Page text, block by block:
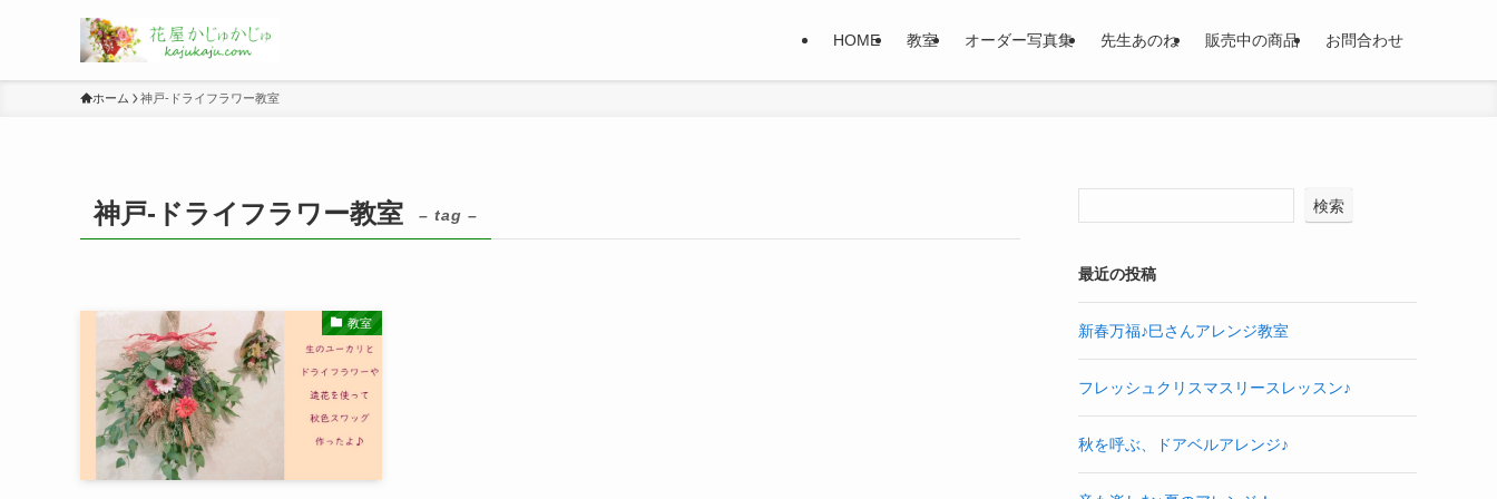
HOME 教室 オーダー写真集 先生あのね 販売中の商品 お問合わせ
ホーム 神戸-ドライフラワー教室
神戸-ドライフラワー教室 – tag –
教室
検索
最近の投稿
新春万福♪巳さんアレンジ教室
フレッシュクリスマスリースレッスン♪
秋を呼ぶ、ドアベルアレンジ♪